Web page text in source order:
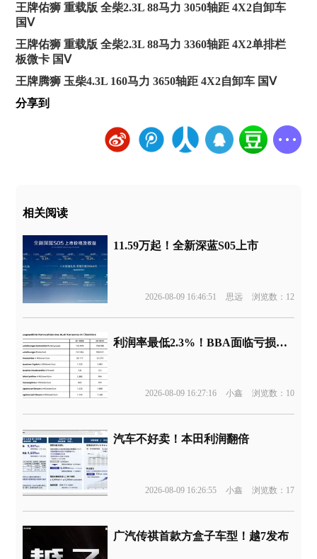
王牌佑狮 重载版 全柴2.3L 88马力 3050轴距 4X2自卸车
国Ⅴ
王牌佑狮 重载版 全柴2.3L 88马力 3360轴距 4X2单排栏
板微卡 国Ⅴ
王牌腾狮 玉柴4.3L 160马力 3650轴距 4X2自卸车 国Ⅴ
分享到
相关阅读
11.59万起！全新深蓝S05上市
2026-08-09 16:46:51 思远 浏览数：12
利润率最低2.3%！BBA面临亏损边缘
2026-08-09 16:27:16 小鑫 浏览数：10
汽车不好卖！本田利润翻倍
2026-08-09 16:26:55 小鑫 浏览数：17
广汽传祺首款方盒子车型！越7发布